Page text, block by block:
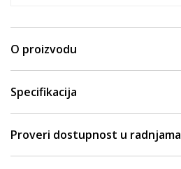
O proizvodu
Specifikacija
Proveri dostupnost u radnjama